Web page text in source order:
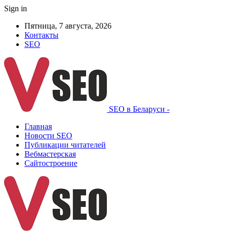
Sign in
Пятница, 7 августа, 2026
Контакты
SEO
SEO в Беларуси -
Главная
Новости SEO
Публикации читателей
Вебмастерская
Сайтостроение